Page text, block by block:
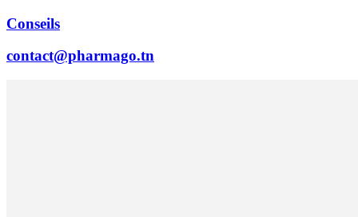
Conseils
contact@pharmago.tn